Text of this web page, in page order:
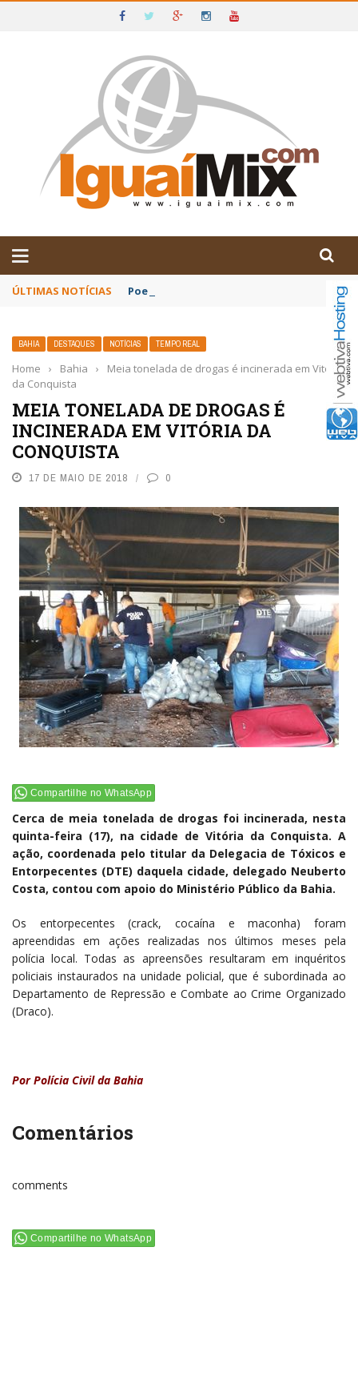
IGUAÍ E SUDOESTE DA BAHIA
ÚLTIMAS NOTÍCIAS Poetas baianos representam o Brasil no
BAHIA DESTAQUES NOTÍCIAS TEMPO REAL
Home › Bahia ›
Meia tonelada de drogas é incinerada em Vitória
da Conquista
MEIA TONELADA DE DROGAS É
INCINERADA EM VITÓRIA DA
CONQUISTA
17 DE MAIO DE 2018 0
Compartilhe no WhatsApp
Cerca de meia tonelada de drogas foi incinerada, nesta
quinta-feira (17), na cidade de Vitória da Conquista. A
ação, coordenada pelo titular da Delegacia de Tóxicos e
Entorpecentes (DTE) daquela cidade, delegado Neuberto
Costa, contou com apoio do Ministério Público da Bahia.
Os entorpecentes (crack, cocaína e maconha) foram
apreendidas em ações realizadas nos últimos meses pela
polícia local. Todas as apreensões resultaram em inquéritos
policiais instaurados na unidade policial, que é subordinada ao
Departamento de Repressão e Combate ao Crime Organizado
(Draco).
Por Polícia Civil da Bahia
Comentários
comments
Compartilhe no WhatsApp